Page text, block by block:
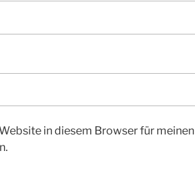
in diesem Browser für meinen